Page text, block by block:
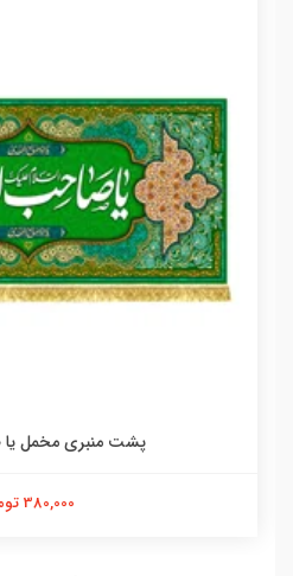
پشت منبری مخمل یا
380,000 تومان